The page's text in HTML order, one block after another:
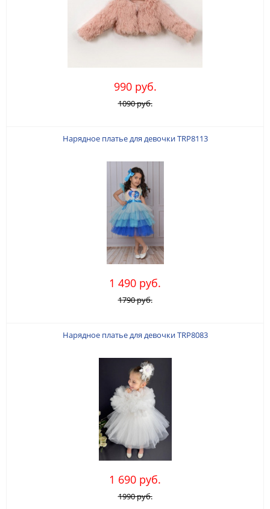
990 руб.
1090 руб.
Нарядное платье для девочки TRP8113
1 490 руб.
1790 руб.
Нарядное платье для девочки TRP8083
1 690 руб.
1990 руб.